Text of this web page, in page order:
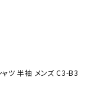
ツ 半袖 メンズ C3-B3